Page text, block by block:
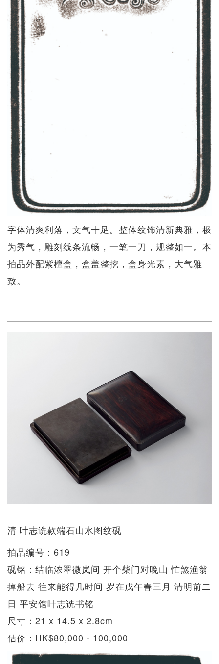
字体清爽利落，文气十足。整体纹饰清新典雅，极
为秀气，雕刻线条流畅，一笔一刀，规整如一。本
拍品外配紫檀盒，盒盖整挖，盒身光素，大气雅
致。
清 叶志诜款端石山水图纹砚
拍品编号：619
砚铭：结临浓翠微岚间 开个柴门对晚山 忙煞渔翁
掉船去 往来能得几时间 岁在戊午春三月 清明前二
日 平安馆叶志诜书铭
尺寸：21 x 14.5 x 2.8cm
估价：HK$80,000 - 100,000